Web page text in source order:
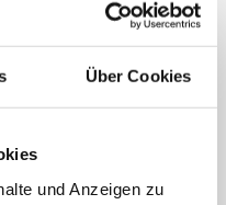
Über Cookies
und Anzeigen zu